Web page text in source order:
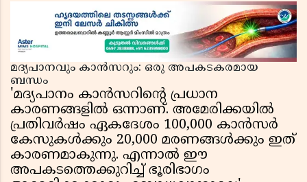
മദ്യപാനവും കാന്‍സറും: ഒരു അപകടകരമായ
ബന്ധം
'മദ്യപാനം കാന്‍സറിന്റെ പ്രധാന
കാരണങ്ങളില്‍ ഒന്നാണ്. അമേരിക്കയില്‍
പ്രതിവര്‍ഷം ഏകദേശം 100,000 കാന്‍സര്‍
കേസുകള്‍ക്കും 20,000 മരണങ്ങള്‍ക്കും ഇത്
കാരണമാകുന്നു. എന്നാല്‍ ഈ
അപകടത്തെക്കുറിച്ച് ഭൂരിഭാഗം